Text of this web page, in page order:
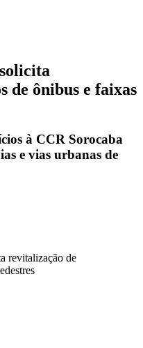
de ônibus e faixas
à CCR Sorocaba
e vias urbanas de